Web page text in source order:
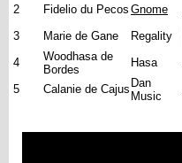
2
Fidelio du Pecos Gnome
3
Marie de Gane Regality
4
Woodhasa de
Bordes
Hasa
5
Calanie de Cajus Dan
Music